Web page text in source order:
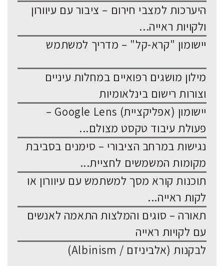
היערכות למצבי חירום – ציבור עם עיוורון
ולקויות ראייה...
יישומון "קרא-קל" – מדריך למשתמש
מילון מושגים רפואיים במחלות עיניים
וצורות רישום בינלאומיות
יישומון (אפליקציית) Google Lens –
פעולת עיבוד טקסט מצולם...
נגישות במרחב הציבורי – סימנים בסביבת
מקומות המשמשים לחציית...
תוכנות קורא מסך למשתמש עם עיוורון או
לקות ראייה...
תאורה – סוגים והמלצות התאמה לאנשים
עם לקויות ראייה
לבקנות (אלביניזם / Albinism)